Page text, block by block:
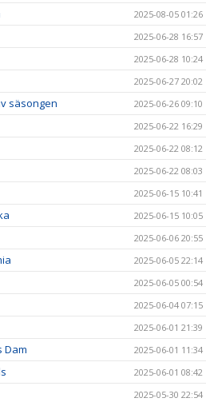
2025-08-05 01:26
2025-06-28 16:57
2025-06-28 10:24
2025-06-27 20:02
säsongen 2025-06-26 09:10
2025-06-22 16:29
2025-06-22 08:12
2025-06-22 08:03
2025-06-15 10:41
2025-06-15 10:05
2025-06-06 20:55
2025-06-05 22:14
2025-06-05 00:54
2025-06-04 07:15
2025-06-01 21:39
Dam 2025-06-01 11:34
2025-06-01 08:42
2025-05-30 22:54